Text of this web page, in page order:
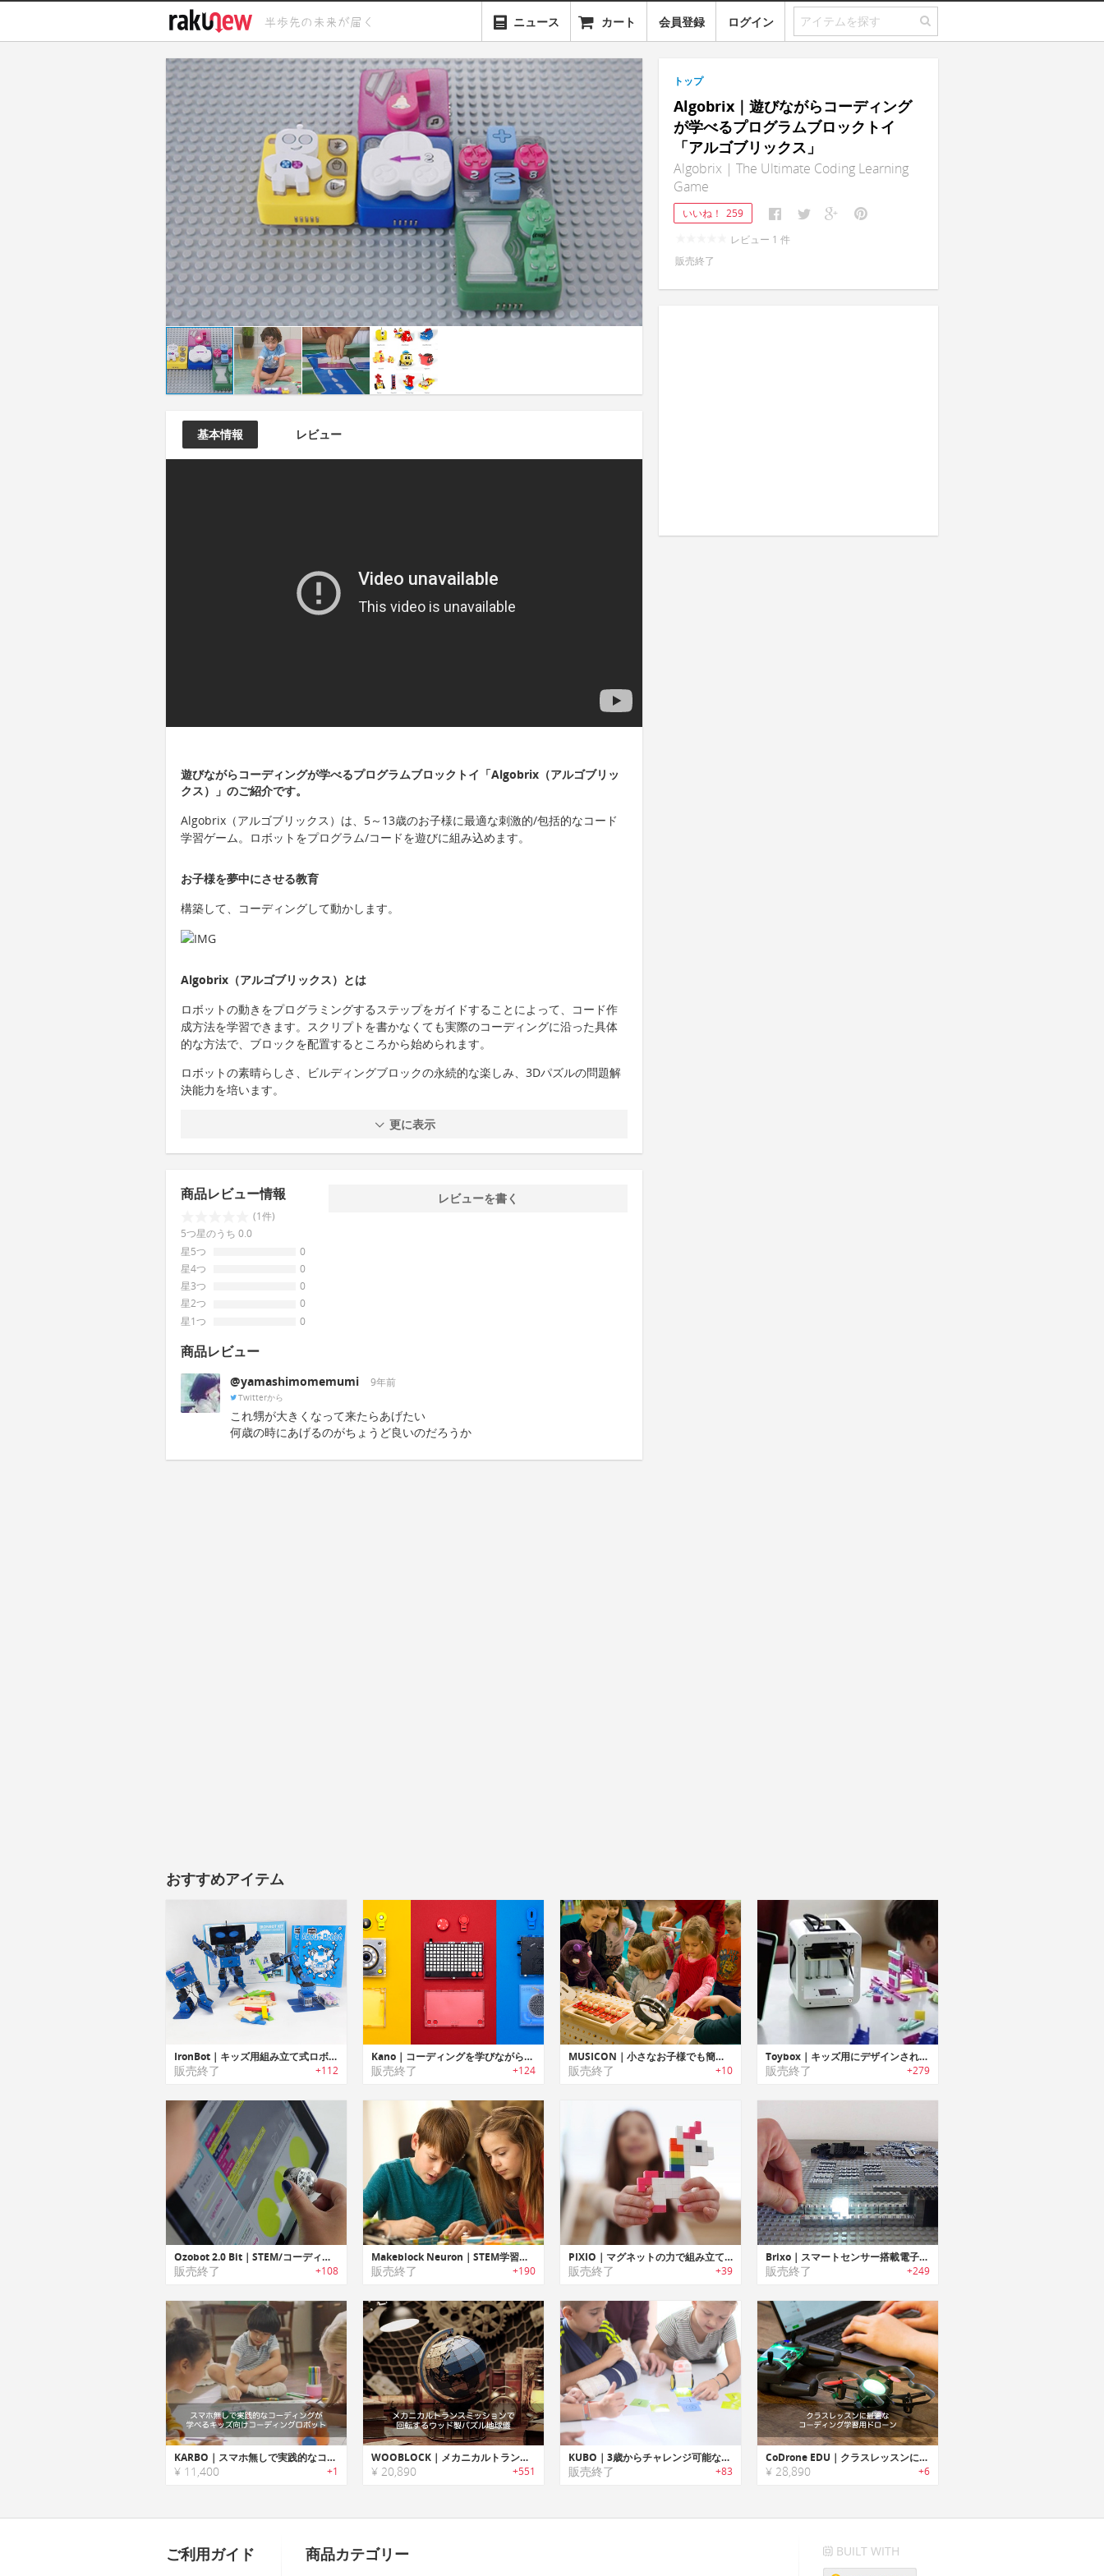
ニュース カート 会員登録 ログイン
基本情報 レビュー
遊びながらコーディングが学べるプログラムブロックトイ「Algobrix（アルゴブリッ
クス）」のご紹介です。
Algobrix（アルゴブリックス）は、5～13歳のお子様に最適な刺激的/包括的なコード
学習ゲーム。ロボットをプログラム/コードを遊びに組み込めます。
お子様を夢中にさせる教育
構築して、コーディングして動かします。
Algobrix（アルゴブリックス）とは
ロボットの動きをプログラミングするステップをガイドすることによって、コード作
成方法を学習できます。スクリプトを書かなくても実際のコーディングに沿った具体
的な方法で、ブロックを配置するところから始められます。
ロボットの素晴らしさ、ビルディングブロックの永続的な楽しみ、3Dパズルの問題解
決能力を培います。
更に表示
商品レビュー情報
(1件)
5つ星のうち 0.0
星5つ
0
星4つ
0
星3つ
0
星2つ
0
星1つ
0
レビューを書く
商品レビュー
@yamashimomemumi 9年前
Twitterから
これ甥が大きくなって来たらあげたい
何歳の時にあげるのがちょうど良いのだろうか
トップ
Algobrix｜遊びながらコーディング
が学べるプログラムブロックトイ
「アルゴブリックス」
Algobrix | The Ultimate Coding Learning
Game
いいね！ 259
レビュー 1 件
販売終了
おすすめアイテム
IronBot｜キッズ用組み立て式ロボット「アイロンボット」
販売終了 +112
Kano｜コーディングを学びながらスマートカメラ/スピーカー/ライトボードを作成可能なトイキット「カノ」
販売終了 +124
MUSICON｜小さなお子様でも簡単に音楽を楽しめるクリエイティブな木製打楽器「ミュージコン」
販売終了 +10
Toybox｜キッズ用にデザインされた3Dプリンター「トイボックス」
販売終了 +279
Ozobot 2.0 Bit｜STEM/コーディングを学習可能な教育トイロボット「オズボット 2.0 ビット」
販売終了 +108
Makeblock Neuron｜STEM学習に役立つプログラム可能なブロックビルディングプラットフォームキット「メイクブロックニューロン」
販売終了 +190
PIXIO｜マグネットの力で組み立てるピクセルアートブロック「ピクシオ」
販売終了 +39
Brixo｜スマートセンサー搭載電子ブロック「ブリックソー」
販売終了 +249
KARBO｜スマホ無しで実践的なコーディングが学べるキッズ向けコーディングロボット「カルボ」
¥ 11,400 +1
WOOBLOCK｜メカニカルトランスミッションで回転するウッド製パズル地球儀「ウッドブロック」
¥ 20,890 +551
KUBO｜3歳からチャレンジ可能なパズルベースコーディング教育ロボット「クーボ」
販売終了 +83
CoDrone EDU｜クラスレッスンに最適なコーディング学習用ドローン「コードローンEDU」
¥ 28,890 +6
ご利用ガイド 商品カテゴリー BUILT WITH